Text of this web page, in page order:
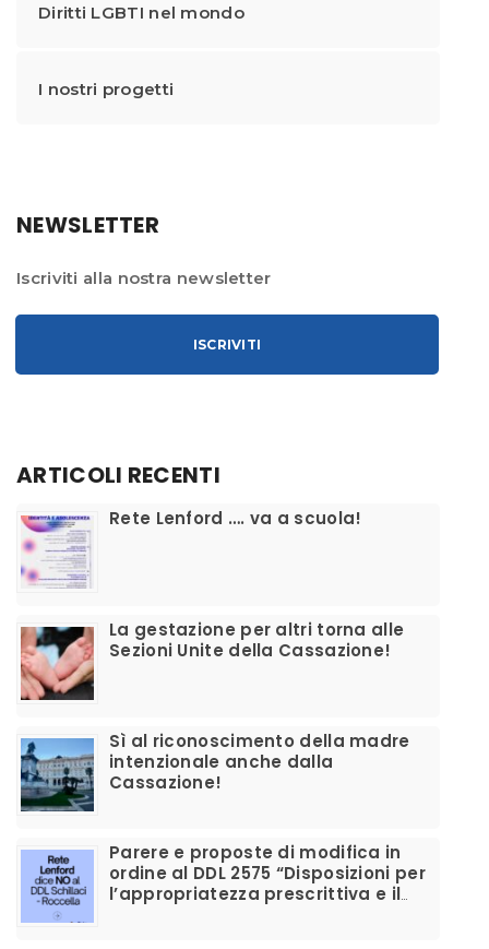
Diritti LGBTI nel mondo
I nostri progetti
NEWSLETTER
Iscriviti alla nostra newsletter
ISCRIVITI
ARTICOLI RECENTI
​Rete Lenford …. va a scuola!
La gestazione per altri torna alle
Sezioni Unite della Cassazione!
Sì al riconoscimento della madre
intenzionale anche dalla
Cassazione!
Parere e proposte di modifica in
ordine al DDL 2575 “Disposizioni per
l’appropriatezza prescrittiva e il